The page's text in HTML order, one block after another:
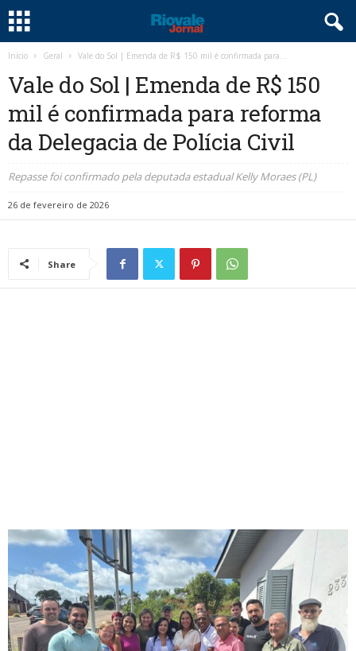
Início Geral Vale do Sol | Emenda de R$ 150 mil é confirmada para...
Vale do Sol | Emenda de R$ 150
mil é confirmada para reforma
da Delegacia de Polícia Civil
Repasse foi confirmado pela deputada estadual Kelly Moraes (PL)
26 de fevereiro de 2026
Share